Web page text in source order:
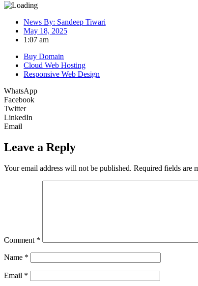
News By: Sandeep Tiwari
May 18, 2025
1:07 am
Buy Domain
Cloud Web Hosting
Responsive Web Design
WhatsApp
Facebook
Twitter
LinkedIn
Email
Leave a Reply
Your email address will not be published. Required fields are
Comment *
Name *
Email *